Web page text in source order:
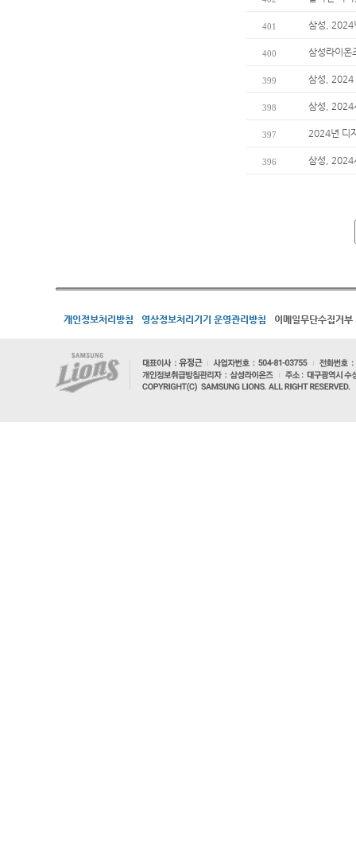
401 삼성, 2024
400 삼성라이온
399 삼성, 2024
398 삼성, 2024
397 2024년 디
396 삼성, 2024
개인정보처리방침 영상정보처리기기 운영관리방침 이메일무단수집거부